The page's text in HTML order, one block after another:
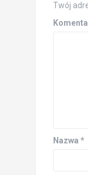
Twój
Nazwa *